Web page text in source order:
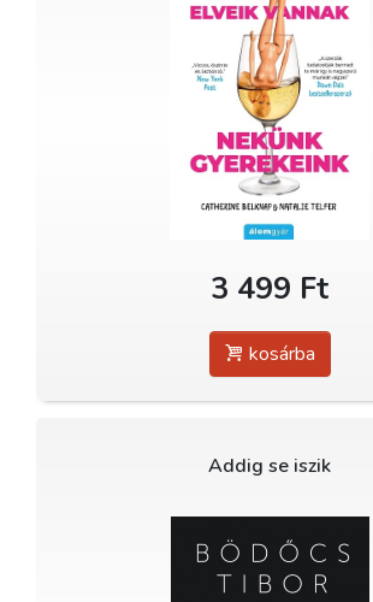
3 499 Ft
kosárba
Addig se iszik